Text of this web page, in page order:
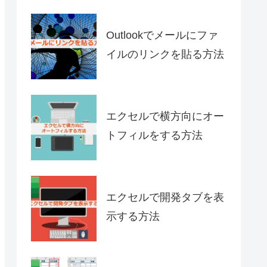
Outlookでメールにファ
イルのリンクを貼る方法
エクセルで横方向にオー
トフィルをする方法
エクセルで開発タブを表
示する方法